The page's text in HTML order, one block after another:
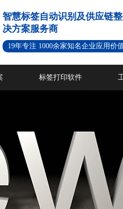
智慧标签自动识别及供应链
决方案服务商
19年专注 1000余家知名企业应用价
标签打印软件